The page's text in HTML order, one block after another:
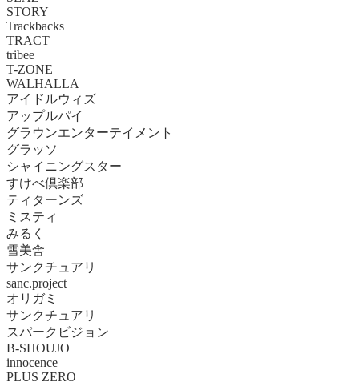
STORY
Trackbacks
TRACT
tribee
T-ZONE
WALHALLA
アイドルウィズ
アップルパイ
グラウンエンターテイメント
グラッソ
シャイニングスター
すけべ倶楽部
ティターンズ
ミスティ
みるく
雪美舎
サンクチュアリ
sanc.project
オリガミ
サンクチュアリ
スパークビジョン
B-SHOUJO
innocence
PLUS ZERO